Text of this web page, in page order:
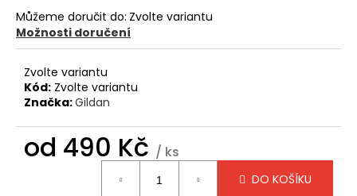
Můžeme doručit do: Zvolte variantu
Možnosti doručení
Zvolte variantu
Kód: Zvolte variantu
Značka:Gildan
od 490 Kč / ks
DO KOŠÍKU
o
p
o
u
č
u
e